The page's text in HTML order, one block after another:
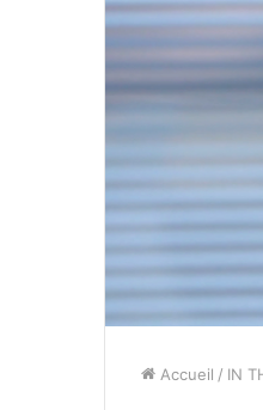
Accueil / IN